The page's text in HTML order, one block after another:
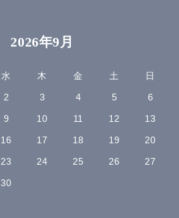
2026年9月
水 木 金 土 日
2 3 4 5 6
9 10 11 12 13
16 17 18 19 20
23 24 25 26 27
30